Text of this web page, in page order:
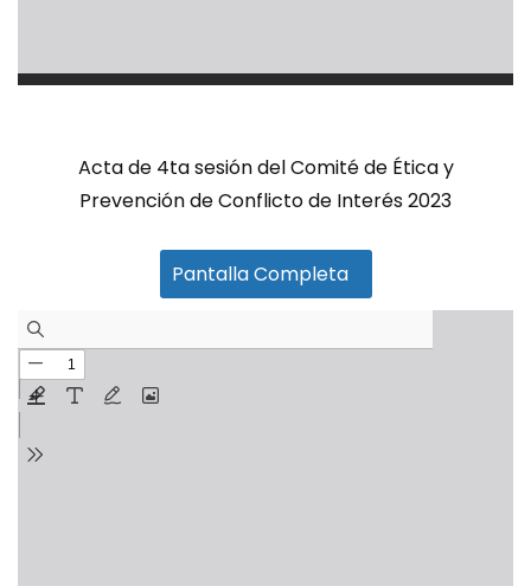
Acta de 4ta sesión del Comité de Ética y
Prevención de Conflicto de Interés 2023
Pantalla Completa